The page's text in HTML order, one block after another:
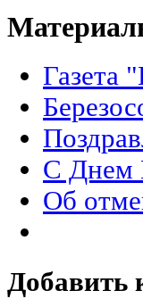
Газета
С Днем
Об
Добавить